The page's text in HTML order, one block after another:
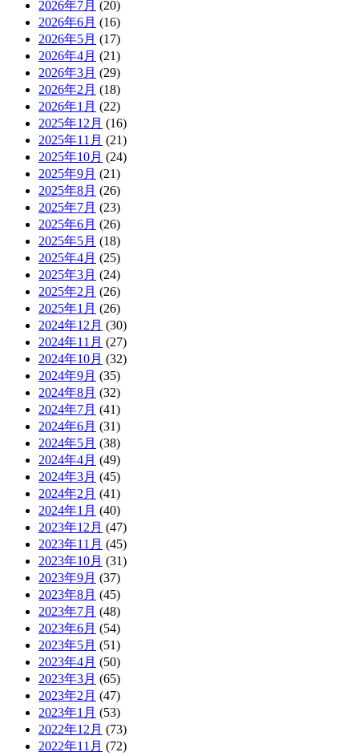
2026年7月 (20)
2026年6月 (16)
2026年5月 (17)
2026年4月 (21)
2026年3月 (29)
2026年2月 (18)
2026年1月 (22)
2025年12月 (16)
2025年11月 (21)
2025年10月 (24)
2025年9月 (21)
2025年8月 (26)
2025年7月 (23)
2025年6月 (26)
2025年5月 (18)
2025年4月 (25)
2025年3月 (24)
2025年2月 (26)
2025年1月 (26)
2024年12月 (30)
2024年11月 (27)
2024年10月 (32)
2024年9月 (35)
2024年8月 (32)
2024年7月 (41)
2024年6月 (31)
2024年5月 (38)
2024年4月 (49)
2024年3月 (45)
2024年2月 (41)
2024年1月 (40)
2023年12月 (47)
2023年11月 (45)
2023年10月 (31)
2023年9月 (37)
2023年8月 (45)
2023年7月 (48)
2023年6月 (54)
2023年5月 (51)
2023年4月 (50)
2023年3月 (65)
2023年2月 (47)
2023年1月 (53)
2022年12月 (73)
2022年11月 (72)